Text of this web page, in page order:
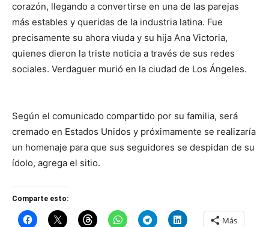
corazón, llegando a convertirse en una de las parejas
más estables y queridas de la industria latina. Fue
precisamente su ahora viuda y su hija Ana Victoria,
quienes dieron la triste noticia a través de sus redes
sociales. Verdaguer murió en la ciudad de Los Ángeles.
Según el comunicado compartido por su familia, será
cremado en Estados Unidos y próximamente se realizaría
un homenaje para que sus seguidores se despidan de su
ídolo, agrega el sitio.
Comparte esto:
Más